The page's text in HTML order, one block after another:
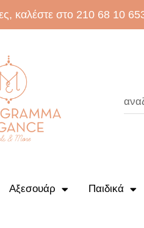
καλέστε στο 210 68 10
Αξεσουάρ Παιδικά